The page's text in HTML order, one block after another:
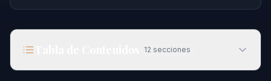
12 secciones